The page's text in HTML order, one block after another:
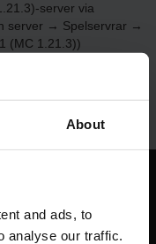
About
and ads, to
analyse our traffic.
server via
server → Spelservrar →
(MC 1.21.3))